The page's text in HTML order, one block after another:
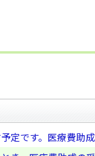
定です。医療費